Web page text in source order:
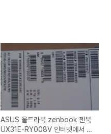
ASUS 울트라북 zenbook 젠북
UX31E-RY008V 인터넷에서 구